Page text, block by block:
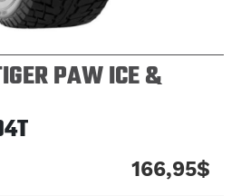
PAW ICE &
166,95$